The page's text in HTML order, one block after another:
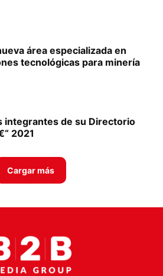
área especializada en
tecnológicas para minería
integrantes de su Directorio
2021
Cargar más